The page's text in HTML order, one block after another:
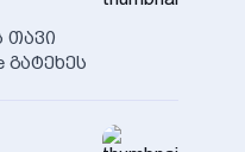
თავი
გატეხეს